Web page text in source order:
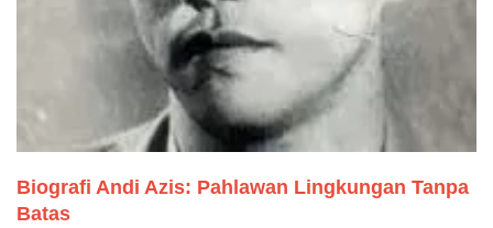
Biografi Andi Azis: Pahlawan Lingkungan Tanpa
Batas